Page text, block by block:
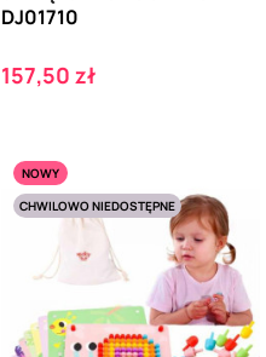
DJ01710
Cena
157,50 zł
NOWY
CHWILOWO NIEDOSTĘPNE